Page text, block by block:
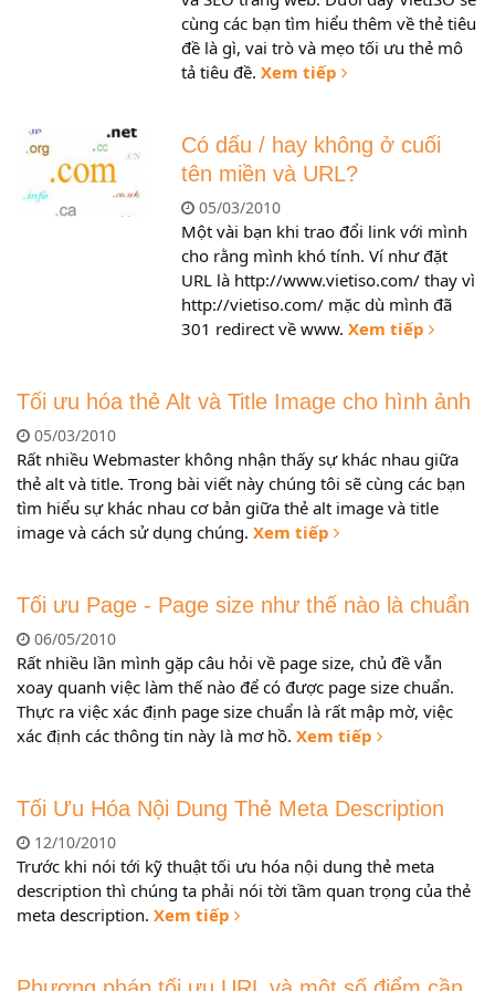
cùng các bạn tìm hiểu thêm về thẻ tiêu
đề là gì, vai trò và mẹo tối ưu thẻ mô
tả tiêu đề.Xem tiếp
Có dấu / hay không ở cuối
tên miền và URL?
05/03/2010
Một vài bạn khi trao đổi link với mình
cho rằng mình khó tính. Ví như đặt
URL là http://www.vietiso.com/ thay vì
http://vietiso.com/ mặc dù mình đã
301 redirect về www.Xem tiếp
Tối ưu hóa thẻ Alt và Title Image cho hình ảnh
05/03/2010
Rất nhiều Webmaster không nhận thấy sự khác nhau giữa
thẻ alt và title. Trong bài viết này chúng tôi sẽ cùng các bạn
tìm hiểu sự khác nhau cơ bản giữa thẻ alt image và title
image và cách sử dụng chúng. Xem tiếp
Tối ưu Page - Page size như thế nào là chuẩn
06/05/2010
Rất nhiều lần mình gặp câu hỏi về page size, chủ đề vẫn
xoay quanh việc làm thế nào để có được page size chuẩn.
Thực ra việc xác định page size chuẩn là rất mập mờ, việc
xác định các thông tin này là mơ hồ. Xem tiếp
Tối Ưu Hóa Nội Dung Thẻ Meta Description
12/10/2010
Trước khi nói tới kỹ thuật tối ưu hóa nội dung thẻ meta
description thì chúng ta phải nói tời tầm quan trọng của thẻ
meta description. Xem tiếp